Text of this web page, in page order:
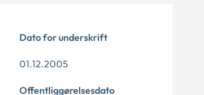
Dato for underskrift
01.12.2005
Offentliggørelsesdato